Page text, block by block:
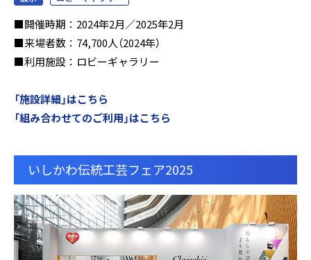
■開催時期：2024年2月／2025年2月
■来場者数：74,700人（2024年）
■利用施設：ロビーギャラリー
「施設詳細」はこちら
「組み合わせてのご利用」はこちら
いしかわ伝統工芸フェア2025